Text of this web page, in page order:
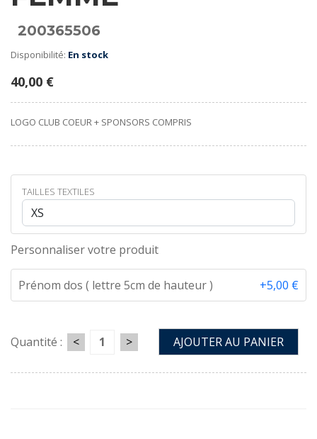
200365506
Disponibilité: En stock
40,00 €
LOGO CLUB COEUR + SPONSORS COMPRIS
TAILLES TEXTILES
Personnaliser votre produit
Prénom dos ( lettre 5cm de hauteur ) +5,00 €
Quantité : < > AJOUTER AU PANIER